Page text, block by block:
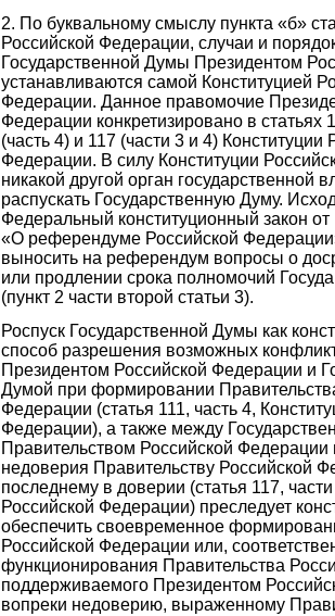
2. По буквальному смыслу пункта «б»
Российской Федерации, случаи и
Государственной Думы Президентом
устанавливаются самой Конституцией
Федерации. Данное правомочие
Федерации конкретизировано в статьях
(часть 4) и 117 (части 3 и 4) Конституции
Федерации. В силу Конституции
никакой другой орган государственной
распускать Государственную Думу.
Федеральный конституционный закон от
«О референдуме Российской
выносить на референдум вопросы о
или продлении срока полномочий
(пункт 2 части второй статьи 3).
Роспуск Государственной Думы как
способ разрешения возможных
Президентом Российской Федерации и
Думой при формировании
Федерации (статья 111, часть 4,
Федерации), а также между
Правительством Российской
недоверия Правительству Российской
последнему в доверии (статья 117,
Российской Федерации) преследует
обеспечить своевременное
Российской Федерации или,
функционирования Правительства
поддерживаемого Президентом
вопреки недоверию, выраженному